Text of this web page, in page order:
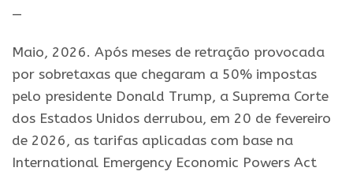
—
Maio, 2026. Após meses de retração provocada
por sobretaxas que chegaram a 50% impostas
pelo presidente Donald Trump, a Suprema Corte
dos Estados Unidos derrubou, em 20 de fevereiro
de 2026, as tarifas aplicadas com base na
International Emergency Economic Powers Act